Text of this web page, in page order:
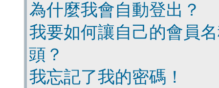
為什麼我會自動登出？
我要如何讓自己的會員
頭？
我忘記了我的密碼！